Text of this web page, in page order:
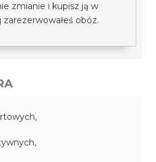
zmianie i kupisz ją w
obóz.